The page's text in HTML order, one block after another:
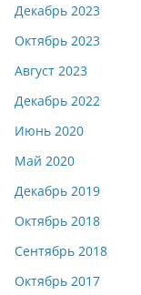
Декабрь 2023
Октябрь 2023
Август 2023
Декабрь 2022
Июнь 2020
Май 2020
Декабрь 2019
Октябрь 2018
Сентябрь 2018
Октябрь 2017